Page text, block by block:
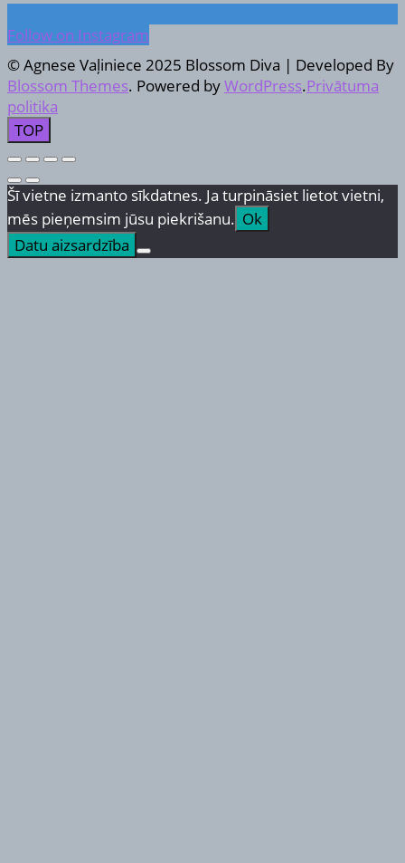
Follow on Instagram
© Agnese Vaļiniece 2025 Blossom Diva | Developed By
Blossom Themes. Powered byWordPress.Privātuma
politika
TOP
Šī vietne izmanto sīkdatnes. Ja turpināsiet lietot vietni,
mēs pieņemsim jūsu piekrišanu. Ok
Datu aizsardzība